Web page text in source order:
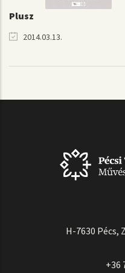
Plusz
2014.03.13.
H-7630 Pécs,
+36